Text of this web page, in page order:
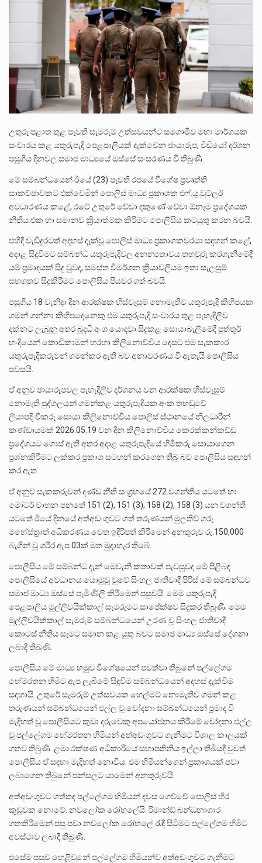
ලාල් කාන්ත ඇමතිවරයා අධිකරණ විනිශ්චයකාරවරුන්ගේ විශ්‍රාම යෑමේ වයස සම්බන්ධයෙන් නිහඬව සිටින ලෙස තමාට දැනුම් දුන්…
උතුරු පළාත තුළ පැවති සැමරුම් උත්සවයන්ට සමගාමීව මහා මාර්ගයක
සංචාරය කළ යතුරුපැදි පෙළපාලියක් දැක්වෙන ඡායාරූප, වීඩියෝ දර්ශන
පසුගිය දිනවල සමාජ මාධ්‍යයේ ඔස්සේ සංසරණය වී තිබුණි.
මේ සම්බන්ධයෙන් ඊයේ (23) පැවති රජයේ විශේෂ ප්‍රවෘත්ති
සාකච්ඡාවකට එක්වෙමින් පොලිස් මාධ්‍ය ප්‍රකාශක එෆ්.යූ.වුට්ලර්
අවධාරණය කළේ, රටේ උතුරේ වේවා දකුණේ වේවා ඕනෑම ප්‍රදේශයක
නීතිය එක හා සමානව ක්‍රියාත්මක කිරීමට පොලිසිය කටයුතු කරන බවයි.
එහිදී වැඩිදුරටත් අදහස් දැක්වූ පොලිස් මාධ්‍ය ප්‍රකාශකවරයා සඳහන් කළේ,
අදාළ සිදුවීමට සම්බන්ධ යතුරුපැදිවල අනන්‍යතාවය තහවුරු කරගැනීමේදී
යම් ප්‍රමාදයක් සිදු වුවද, සමස්ත විමර්ශන ක්‍රියාවලියම ඉතා සැලසුම්
සහගතව සිදුකිරීමට පොලිසිය පියවර ගත් බවයි.
පසුගිය 18 වැනිදා දින ආරක්ෂක හිස්වැසුම් නොමැතිව යතුරුපැදි කිහිපයක
ගමන් ගන්නා කිහිපදෙනෙකු එම යතුරුපැදි සංචාරය තුළ පැහැදිලිව
දක්නට ලැබුනු අතර බුදධි අංශ යොදවා සිදුකළ සොයාබැලීමේදී පුත්තූර්
හංදියෙන් කොඩිකාමන් හරහා කිලිනොච්චිය දෙසට එම සැකකාර
යතුරුපැදිකරුවන් ගමන්කර ඇති බව අනාවරණය වී ඇතැයි පොලීසිය
පවසයි.
ඒ අනුව ඡායාරූපවල පැහැදිලිව දර්ශනය වන ආරක්ෂක හිස්වැසුම්
නොමැති පුද්ගලයන් ගමන්කළ යතුරුපැදියක අංක තහඩුවේ
ලියාපදිංචිකරු සොයා කිලිනොච්චිය පොලිස් ස්ථානයේ නිලධාරීන්
කණ්ඩායමක් 2026.05.19 වන දින කිලිනොච්චිය කෙරක්කන්කඩ්ඩු
ප්‍රදේශයට ගොස් ඇති අතර අදාළ යතුරුපැදියේ හිමිකරු සොයාගෙන
ප්‍රශ්නකිරීමට ලක්කර ප්‍රකාශ සටහන් කරගෙන තිබූ බව පොලිසිය සඳහන්
කර ඇත.
ඒ අනුව සැකකරුවන් දණ්ඩ නීති සංග්‍රහයේ 272 වගන්තිය යටතේ හා
මෝටර් වාහන පනතේ 151 (2), 151 (3), 158 (2), 158 (3) යන වගන්ති
යටතේ ඊයේ දිනයේ අත්අඩංගුවට ගත් තරුණයන් මුලතිව් ගරු
මහේස්ත්‍රාත් අධිකරණය වෙත ඉදිරිපත් කිරීමෙන් අනතුරුව රු.150,000
බැගින් වූ ශරීර ඇප 03ක් මත මුදාහැර තිබේ.
පොලීසිය මේ සම්බන්ධ දැන් මෙවැනි කතාවක් පැවසුවද මේ පිළිබඳ
පොලීසියේ අවධානය යොමුවූ වුවේ සිංහල ජාතිවාදී පිරිස් මේ සම්බන්ධව
සමාජ මාධ්‍ය ඔස්සේ පැමිණිලි කිරීමෙන් පසුවයි. මෙම යතුරුපැදි
පෙළපාලිය මුල්ලිවයික්කාල් සැමරුමට සාපේක්ෂව සිදුකර තිබුණි. මෙම
මුල්ලිවයික්කාල් සැමරුම් සම්බන්ධයෙන් උරණ වූ සිංහල ජාතිවාදී
කොටස් නීතිය සැමට සමාන කළ යුතු බවට සමාජ මාධ්‍ය ඔස්සේ දේශනා
ලබාදී තිබුණි.
පොලීසිය මේ මාධ්‍ය හමුව විශේෂයෙන් පවත්වා තිබුනේ පල්ලේගම
හේමරතන හිමිට ඇප ලැබීමේ සිදුවීම සම්බන්ධයෙන් අදහස් දැක්වීම
සඳහායි. උතුරේ සැමරුම් උත්සවයක හෙල්මට් නොමැතිව ගමන් කළ
තරුණයන් සම්බන්ධයෙන් එල්ල වූ චෝදනා සම්බන්ධයෙන් ප්‍රමාද වී
මැදිහත් වූ පොලීසියට කුඩා දරුවෙකු අපයෝජනය කිරීමේ චෝදනා එල්ල
වූ පල්ලේගම හේමරතන හිමියන් අත්අඩංගුවට ගැනීමට විශාල කාලයක්
ගතව තිබුණි. ළමා රක්ෂණ අධිකාරියේ සභාපතිනිය ඉල්ලා තිබියදී වුවත්
පොලීසිය ඒ සඳහා මැදිහත් නොවීය. එම හිමියන්ගෙන් ප්‍රකාශයක් පවා
ලබාගෙන තිබුනේ පන්සලට යාමෙන් අනතුරුවයි.
අත්අඩංගුවට ගත්තද පල්ලේගම හිමියන් දවස ගෙව්වේ පොලිස් හිර
කූඩුවක නොවේ. නවලෝක රෝහලේයි. රිමාන්ඩ් බන්ධනාගාර
ගතකිරීමෙන් පසු පවා නවලෝක රෝහලේ රැඳී සිටීමට පල්ලේගම හිමිට
අවස්ථාව ලබාදී තිබුණි.
එසේම පසුව හෙළිවුනේ පල්ලේගම හිමියන්ව අත්අඩංගුවට ගැනීමට